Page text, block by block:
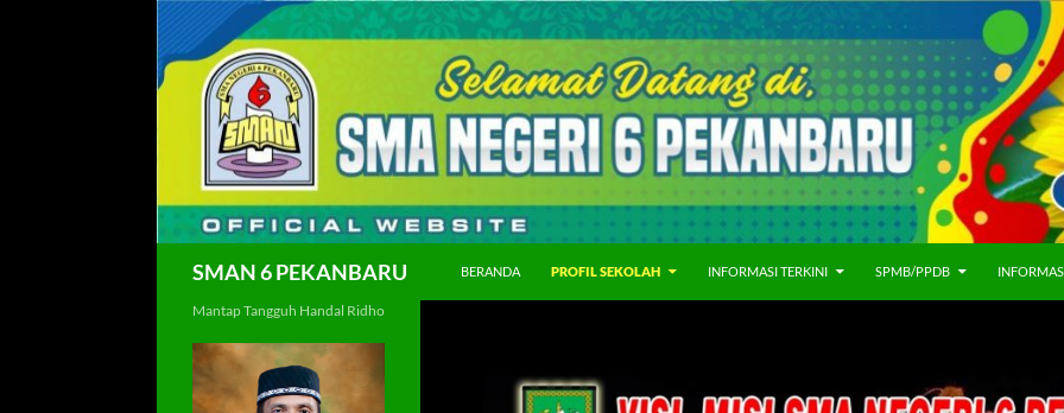
SMAN 6 PEKANBARU BERANDA PROFIL SEKOLAH INFORMASI TERKINI SPMB/PPDB
Mantap Tangguh Handal Ridho